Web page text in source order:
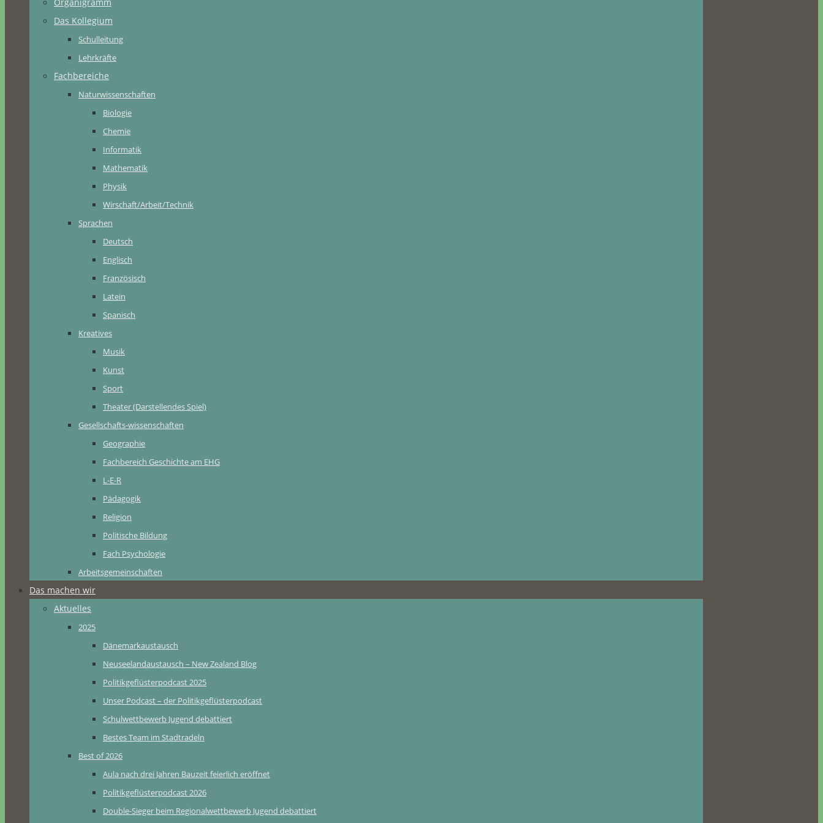
Das Kollegium
Schulleitung
Lehrkräfte
Fachbereiche
Naturwissenschaften
Biologie
Chemie
Informatik
Mathematik
Physik
Wirschaft/Arbeit/Technik
Sprachen
Deutsch
Englisch
Französisch
Latein
Spanisch
Kreatives
Musik
Kunst
Sport
Theater (Darstellendes Spiel)
Gesellschafts-wissenschaften
Geographie
Fachbereich Geschichte am EHG
L-E-R
Pädagogik
Religion
Politische Bildung
Fach Psychologie
Arbeitsgemeinschaften
Das machen wir
Aktuelles
2025
Dänemarkaustausch
Neuseelandaustausch – New Zealand Blog
Politikgeflüsterpodcast 2025
Unser Podcast – der Politikgeflüsterpodcast
Schulwettbewerb Jugend debattiert
Bestes Team im Stadtradeln
Best of 2026
Aula nach drei Jahren Bauzeit feierlich eröffnet
Politikgeflüsterpodcast 2026
Double-Sieger beim Regionalwettbewerb Jugend debattiert